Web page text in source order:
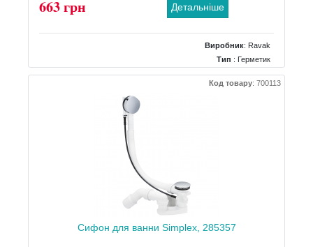
663 грн Детальніше
Виробник: Ravak
Тип : Герметик
Код товару: 700113
Сифон для ванни Simplex, 285357